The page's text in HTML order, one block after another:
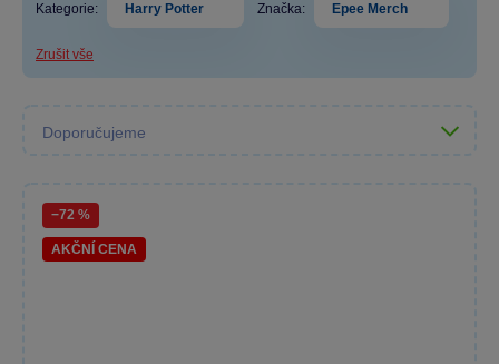
Kategorie: Harry Potter Značka: Epee Merch
Zrušit vše
−72 %
AKČNÍ CENA